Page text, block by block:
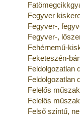
Fegyver
Fegyver-,
Fegyver-,
Fehérnemű-
Feketeszén-
Feldolgozatlan
Feldolgozatlan
Felelős
Felelős
Felső szintű,